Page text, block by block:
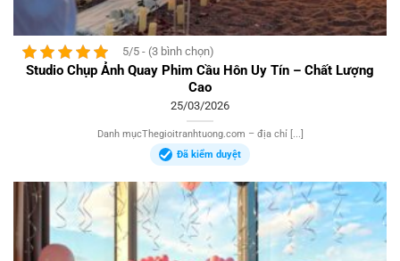
5/5 - (3 bình chọn)
Studio Chụp Ảnh Quay Phim Cầu Hôn Uy Tín – Chất Lượng
Cao
25/03/2026
Danh mụcThegioitranhtuong.com – địa chỉ [...]
Đã kiểm duyệt